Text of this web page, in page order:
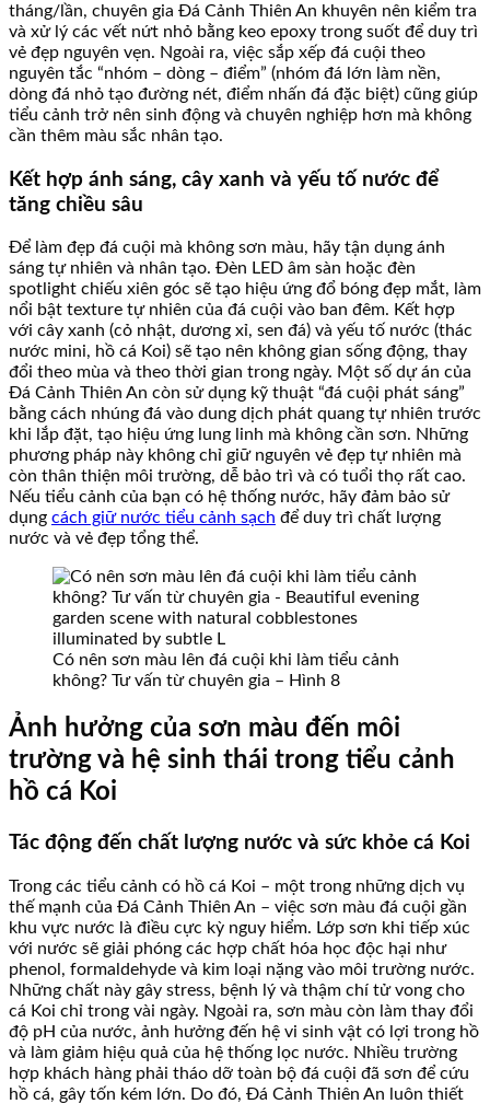
tháng/lần, chuyên gia Đá Cảnh Thiên An khuyên nên kiểm tra
và xử lý các vết nứt nhỏ bằng keo epoxy trong suốt để duy trì
vẻ đẹp nguyên vẹn. Ngoài ra, việc sắp xếp đá cuội theo
nguyên tắc “nhóm – dòng – điểm” (nhóm đá lớn làm nền,
dòng đá nhỏ tạo đường nét, điểm nhấn đá đặc biệt) cũng giúp
tiểu cảnh trở nên sinh động và chuyên nghiệp hơn mà không
cần thêm màu sắc nhân tạo.
Kết hợp ánh sáng, cây xanh và yếu tố nước để
tăng chiều sâu
Để làm đẹp đá cuội mà không sơn màu, hãy tận dụng ánh
sáng tự nhiên và nhân tạo. Đèn LED âm sàn hoặc đèn
spotlight chiếu xiên góc sẽ tạo hiệu ứng đổ bóng đẹp mắt, làm
nổi bật texture tự nhiên của đá cuội vào ban đêm. Kết hợp
với cây xanh (cỏ nhật, dương xỉ, sen đá) và yếu tố nước (thác
nước mini, hồ cá Koi) sẽ tạo nên không gian sống động, thay
đổi theo mùa và theo thời gian trong ngày. Một số dự án của
Đá Cảnh Thiên An còn sử dụng kỹ thuật “đá cuội phát sáng”
bằng cách nhúng đá vào dung dịch phát quang tự nhiên trước
khi lắp đặt, tạo hiệu ứng lung linh mà không cần sơn. Những
phương pháp này không chỉ giữ nguyên vẻ đẹp tự nhiên mà
còn thân thiện môi trường, dễ bảo trì và có tuổi thọ rất cao.
Nếu tiểu cảnh của bạn có hệ thống nước, hãy đảm bảo sử
dụng cách giữ nước tiểu cảnh sạch để duy trì chất lượng
nước và vẻ đẹp tổng thể.
Có nên sơn màu lên đá cuội khi làm tiểu cảnh
không? Tư vấn từ chuyên gia – Hình 8
Ảnh hưởng của sơn màu đến môi
trường và hệ sinh thái trong tiểu cảnh
hồ cá Koi
Tác động đến chất lượng nước và sức khỏe cá Koi
Trong các tiểu cảnh có hồ cá Koi – một trong những dịch vụ
thế mạnh của Đá Cảnh Thiên An – việc sơn màu đá cuội gần
khu vực nước là điều cực kỳ nguy hiểm. Lớp sơn khi tiếp xúc
với nước sẽ giải phóng các hợp chất hóa học độc hại như
phenol, formaldehyde và kim loại nặng vào môi trường nước.
Những chất này gây stress, bệnh lý và thậm chí tử vong cho
cá Koi chỉ trong vài ngày. Ngoài ra, sơn màu còn làm thay đổi
độ pH của nước, ảnh hưởng đến hệ vi sinh vật có lợi trong hồ
và làm giảm hiệu quả của hệ thống lọc nước. Nhiều trường
hợp khách hàng phải tháo dỡ toàn bộ đá cuội đã sơn để cứu
hồ cá, gây tốn kém lớn. Do đó, Đá Cảnh Thiên An luôn thiết